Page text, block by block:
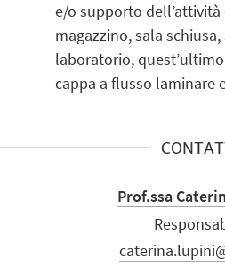
e/o supporto
magazzino, sala
laboratorio,
cappa a flusso laminare
Prof.ssa